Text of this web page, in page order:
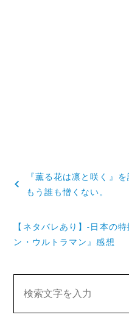
稿
ビ
『薫る花は凛と咲く』
もう誰も憎くない。
【ネタバレあり】-日本の
ン・ウルトラマン』感想